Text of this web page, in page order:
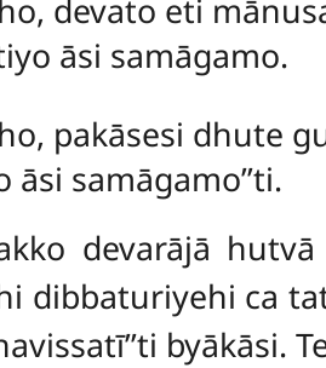
devato eti
āsi samāgamo.
pakāsesi dhute
samāgamo’’ti.
devarājā
dibbaturiyehi ca
byākāsi.